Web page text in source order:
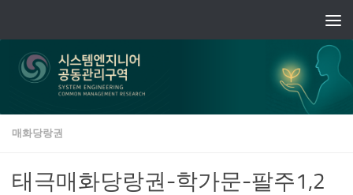
매화당랑권
태극매화당랑권-학가문-팔주1,2